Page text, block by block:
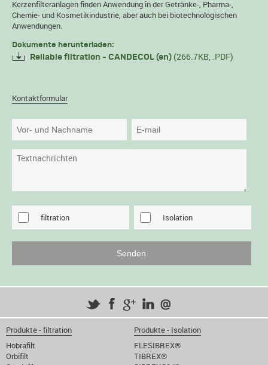
Kerzenfilteranlagen finden Anwendung in der Getränke-, Pharma-,
Chemie- und Kosmetikindustrie, aber auch bei biotechnologischen
Anwendungen.
Dokumente herunterladen:
Reliable filtration - CANDECOL (en) (266.7KB, .PDF)
Kontaktformular
filtration Isolation
Produkte - filtration
Hobrafilt
Orbifilt
Produkte - Isolation
FLESIBREX®
TIBREX®